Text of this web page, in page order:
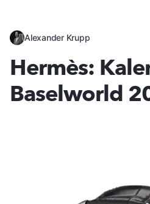
Alexander Krupp
Hermès:
Baselworld